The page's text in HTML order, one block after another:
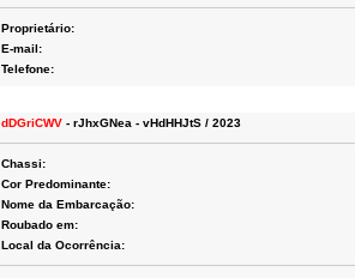
Proprietário:
E-mail:
Telefone:
dDGriCWV - rJhxGNea - vHdHHJtS / 2023
Chassi:
Cor Predominante:
Nome da Embarcação:
Roubado em:
Local da Ocorrência: